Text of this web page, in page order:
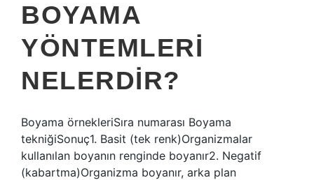
BOYAMA
YÖNTEMLERI
NELERDIR?
Boyama örnekleriSıra numarası Boyama
tekniğiSonuç1. Basit (tek renk)Organizmalar
kullanılan boyanın renginde boyanır2. Negatif
(kabartma)Organizma boyanır, arka plan